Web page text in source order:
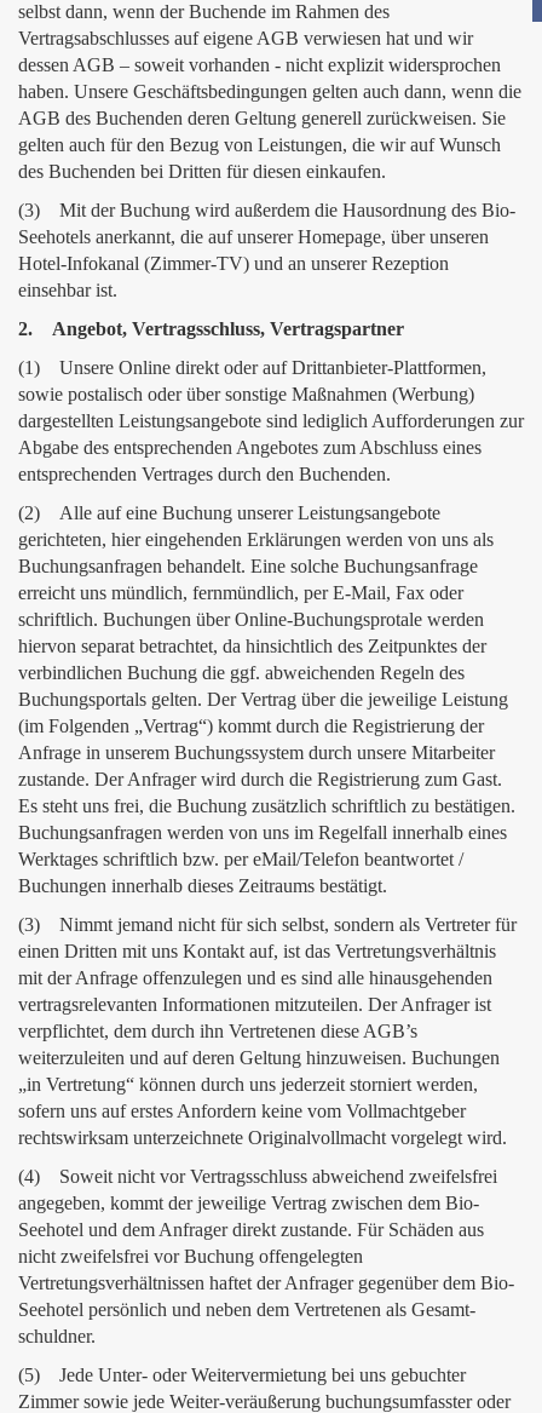
selbst dann, wenn der Buchende im Rahmen des
Vertragsabschlusses auf eigene AGB verwiesen hat und wir
dessen AGB – soweit vorhanden - nicht explizit widersprochen
haben. Unsere Geschäftsbedingungen gelten auch dann, wenn die
AGB des Buchenden deren Geltung generell zurückweisen. Sie
gelten auch für den Bezug von Leistungen, die wir auf Wunsch
des Buchenden bei Dritten für diesen einkaufen.
(3) Mit der Buchung wird außerdem die Hausordnung des Bio-
Seehotels anerkannt, die auf unserer Homepage, über unseren
Hotel-Infokanal (Zimmer-TV) und an unserer Rezeption
einsehbar ist.
2. Angebot, Vertragsschluss, Vertragspartner
(1) Unsere Online direkt oder auf Drittanbieter-Plattformen,
sowie postalisch oder über sonstige Maßnahmen (Werbung)
dargestellten Leistungsangebote sind lediglich Aufforderungen zur
Abgabe des entsprechenden Angebotes zum Abschluss eines
entsprechenden Vertrages durch den Buchenden.
(2) Alle auf eine Buchung unserer Leistungsangebote
gerichteten, hier eingehenden Erklärungen werden von uns als
Buchungsanfragen behandelt. Eine solche Buchungsanfrage
erreicht uns mündlich, fernmündlich, per E-Mail, Fax oder
schriftlich. Buchungen über Online-Buchungsprotale werden
hiervon separat betrachtet, da hinsichtlich des Zeitpunktes der
verbindlichen Buchung die ggf. abweichenden Regeln des
Buchungsportals gelten. Der Vertrag über die jeweilige Leistung
(im Folgenden „Vertrag“) kommt durch die Registrierung der
Anfrage in unserem Buchungssystem durch unsere Mitarbeiter
zustande. Der Anfrager wird durch die Registrierung zum Gast.
Es steht uns frei, die Buchung zusätzlich schriftlich zu bestätigen.
Buchungsanfragen werden von uns im Regelfall innerhalb eines
Werktages schriftlich bzw. per eMail/Telefon beantwortet /
Buchungen innerhalb dieses Zeitraums bestätigt.
(3) Nimmt jemand nicht für sich selbst, sondern als Vertreter für
einen Dritten mit uns Kontakt auf, ist das Vertretungsverhältnis
mit der Anfrage offenzulegen und es sind alle hinausgehenden
vertragsrelevanten Informationen mitzuteilen. Der Anfrager ist
verpflichtet, dem durch ihn Vertretenen diese AGB’s
weiterzuleiten und auf deren Geltung hinzuweisen. Buchungen
„in Vertretung“ können durch uns jederzeit storniert werden,
sofern uns auf erstes Anfordern keine vom Vollmachtgeber
rechtswirksam unterzeichnete Originalvollmacht vorgelegt wird.
(4) Soweit nicht vor Vertragsschluss abweichend zweifelsfrei
angegeben, kommt der jeweilige Vertrag zwischen dem Bio-
Seehotel und dem Anfrager direkt zustande. Für Schäden aus
nicht zweifelsfrei vor Buchung offengelegten
Vertretungsverhältnissen haftet der Anfrager gegenüber dem Bio-
Seehotel persönlich und neben dem Vertretenen als Gesamt-
schuldner.
(5) Jede Unter- oder Weitervermietung bei uns gebuchter
Zimmer sowie jede Weiter-veräußerung buchungsumfasster oder